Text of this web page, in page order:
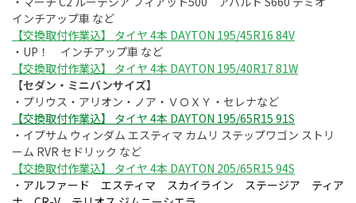
インチアップ車 など
【交換取付作業込】 タイヤ 4本 DAYTON 195/45R16 84V
・UP！ インチアップ車 など
【交換取付作業込】 タイヤ 4本 DAYTON 195/40R17 81W
【セダン・ミニバンサイズ】
・プリウス・アリオン・ノア・ＶＯＸＹ・セレナなど
【交換取付作業込】 タイヤ 4本 DAYTON 195/65R15 91S
・イプサム ウィンダム エスティマ カムリ ステップワゴン ストリ
ーム RVR セドリック など
【交換取付作業込】 タイヤ 4本 DAYTON 205/65R15 94S
・ アルファード エスティマ スカイライン ステージア ティア